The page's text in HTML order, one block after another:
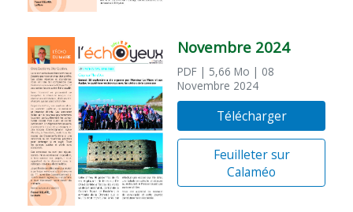
Novembre 2024
PDF | 5,66 Mo | 08
Novembre 2024
Télécharger
Feuilleter sur
Calaméo